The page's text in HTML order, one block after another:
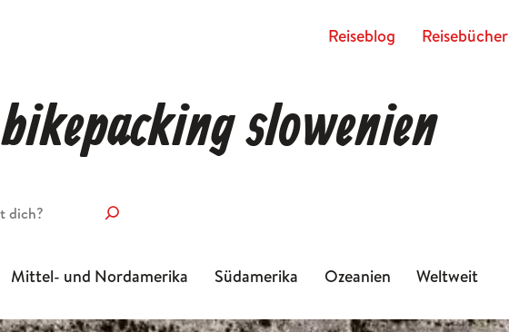
Rei­se­blog Reisebücher
bikepacking slowenien
Mittel- und Nordamerika Südamerika Ozeanien Weltweit